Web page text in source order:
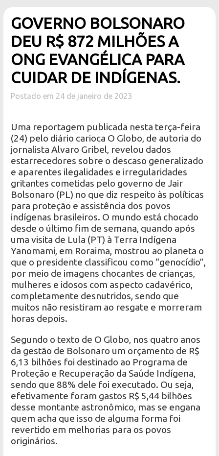
GOVERNO BOLSONARO
DEU R$ 872 MILHÕES A
ONG EVANGÉLICA PARA
CUIDAR DE INDÍGENAS.
Postado em 24 de janeiro de 2023
Uma reportagem publicada nesta terça-feira
(24) pelo diário carioca O Globo, de autoria do
jornalista Alvaro Gribel, revelou dados
estarrecedores sobre o descaso generalizado
e aparentes ilegalidades e irregularidades
gritantes cometidas pelo governo de Jair
Bolsonaro (PL) no que diz respeito às políticas
para proteção e assistência dos povos
indígenas brasileiros. O mundo está chocado
desde o último fim de semana, quando após
uma visita de Lula (PT) à Terra Indígena
Yanomami, em Roraima, mostrou ao planeta o
que o presidente classificou como “genocídio”,
por meio de imagens chocantes de crianças,
mulheres e idosos com aspecto cadavérico,
completamente desnutridos, sendo que
muitos não resistiram ao resgate e morreram
horas depois.
Segundo o texto de O Globo, nos quatro anos
da gestão de Bolsonaro um orçamento de R$
6,13 bilhões foi destinado ao Programa de
Proteção e Recuperação da Saúde Indígena,
sendo que 88% dele foi executado. Ou seja,
efetivamente foram gastos R$ 5,44 bilhões
desse montante astronômico, mas se engana
quem acha que isso de alguma forma foi
revertido em melhorias para os povos
originários.